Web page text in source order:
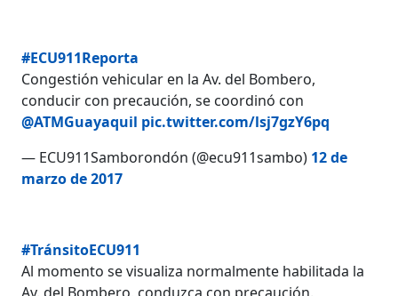
#ECU911Reporta
Congestión vehicular en la Av. del Bombero,
conducir con precaución, se coordinó con
@ATMGuayaquil pic.twitter.com/lsj7gzY6pq
— ECU911Samborondón (@ecu911sambo) 12 de
marzo de 2017
#TránsitoECU911
Al momento se visualiza normalmente habilitada la